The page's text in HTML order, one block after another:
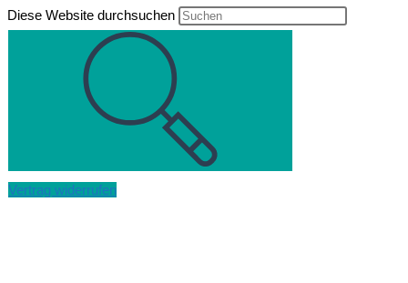
Diese Website durchsuchen
Vertrag widerrufen